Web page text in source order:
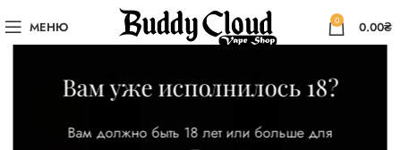
Вам уже исполнилось 18?
Вам должно быть 18 лет или больше для
МЕНЮ 0 0.00₴